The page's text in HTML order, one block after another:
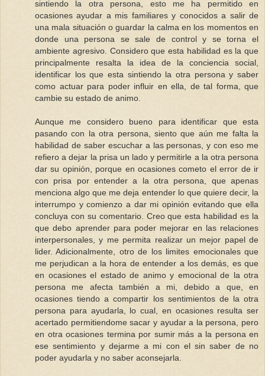
sintiendo la otra persona, esto me ha permitido en
ocasiones ayudar a mis familiares y conocidos a salir de
una mala situación o guardar la calma en los momentos en
donde una persona se sale de control y se torna el
ambiente agresivo. Considero que esta habilidad es la que
principalmente resalta la idea de la conciencia social,
identificar los que esta sintiendo la otra persona y saber
como actuar para poder influir en ella, de tal forma, que
cambie su estado de animo.
Aunque me considero bueno para identificar que esta
pasando con la otra persona, siento que aún me falta la
habilidad de saber escuchar a las personas, y con eso me
refiero a dejar la prisa un lado y permitirle a la otra persona
dar su opinión, porque en ocasiones cometo el error de ir
con prisa por entender a la otra persona, que apenas
menciona algo que me deja entender lo que quiere decir, la
interrumpo y comienzo a dar mi opinión evitando que ella
concluya con su comentario. Creo que esta habilidad es la
que debo aprender para poder mejorar en las relaciones
interpersonales, y me permita realizar un mejor papel de
lider. Adicionalmente, otro de los limites emocionales que
me perjudican a la hora de entender a los demás, es que
en ocasiones el estado de animo y emocional de la otra
persona me afecta también a mi, debido a que, en
ocasiones tiendo a compartir los sentimientos de la otra
persona para ayudarla, lo cual, en ocasiones resulta ser
acertado permitiendome sacar y ayudar a la persona, pero
en otra ocasiones termina por sumir más a la persona en
ese sentimiento y dejarme a mi con el sin saber de no
poder ayudarla y no saber aconsejarla.